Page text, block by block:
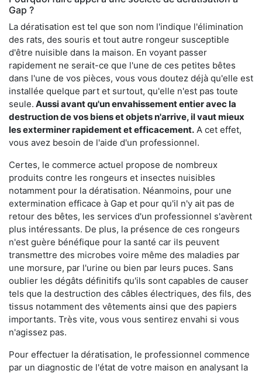
Gap ?
La dératisation est tel que son nom l'indique l'élimination
des rats, des souris et tout autre rongeur susceptible
d'être nuisible dans la maison. En voyant passer
rapidement ne serait-ce que l'une de ces petites bêtes
dans l'une de vos pièces, vous vous doutez déjà qu'elle est
installée quelque part et surtout, qu'elle n'est pas toute
seule. Aussi avant qu'un envahissement entier avec la
destruction de vos biens et objets n'arrive, il vaut mieux
les exterminer rapidement et efficacement. A cet effet,
vous avez besoin de l'aide d'un professionnel.
Certes, le commerce actuel propose de nombreux
produits contre les rongeurs et insectes nuisibles
notamment pour la dératisation. Néanmoins, pour une
extermination efficace à Gap et pour qu'il n'y ait pas de
retour des bêtes, les services d'un professionnel s'avèrent
plus intéressants. De plus, la présence de ces rongeurs
n'est guère bénéfique pour la santé car ils peuvent
transmettre des microbes voire même des maladies par
une morsure, par l'urine ou bien par leurs puces. Sans
oublier les dégâts définitifs qu'ils sont capables de causer
tels que la destruction des câbles électriques, des fils, des
tissus notamment des vêtements ainsi que des papiers
importants. Très vite, vous vous sentirez envahi si vous
n'agissez pas.
Pour effectuer la dératisation, le professionnel commence
par un diagnostic de l'état de votre maison en analysant la